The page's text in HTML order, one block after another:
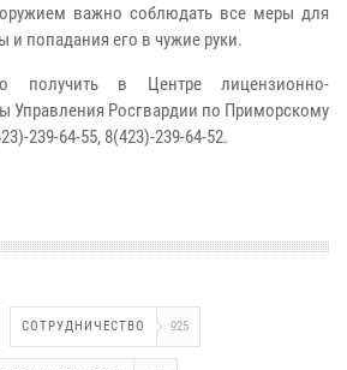
важно соблюдать все меры для
и попадания его в чужие руки.
получить в Центре лицензионно-
Управления Росгвардии по Приморскому
239-64-55, 8(423)-239-64-52.
СОТРУДНИЧЕСТВО 925